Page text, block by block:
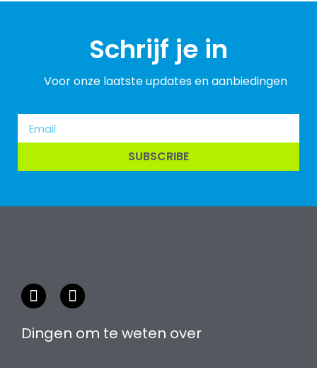
Schrijf je in
Voor onze laatste updates en aanbiedingen
SUBSCRIBE
Dingen om te weten over